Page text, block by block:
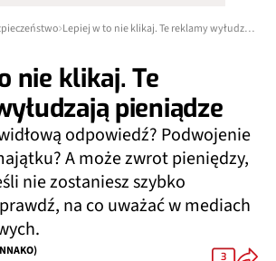
nie klikaj. Te
pieniądze
odpowiedź? Podwojenie
A może zwrot pieniędzy,
nie zostaniesz szybko
na co uważać w mediach
3